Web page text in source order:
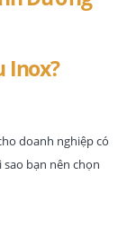
Inox?
doanh nghiệp có
bạn nên chọn